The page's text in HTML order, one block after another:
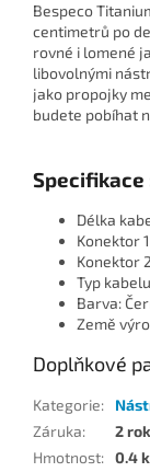
Bespeco
centimetrů po
rovné i lomené
libovolnými
jako propojky
budete pobíhat
Specifikace
Délka
Konektor
Konektor
Typ
Barva:
Země
Doplňkové
Kategorie:
Záruka:
2
Hmotnost: 0.4